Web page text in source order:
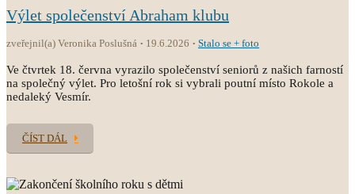
Výlet společenství Abraham klubu
zveřejnil(a) Veronika Poslušná 19.6.2026 Stalo se + foto
Ve čtvrtek 18. června vyrazilo společenství seniorů z našich farností
na společný výlet. Pro letošní rok si vybrali poutní místo Rokole a
nedaleký Vesmír.
ČÍST DÁL